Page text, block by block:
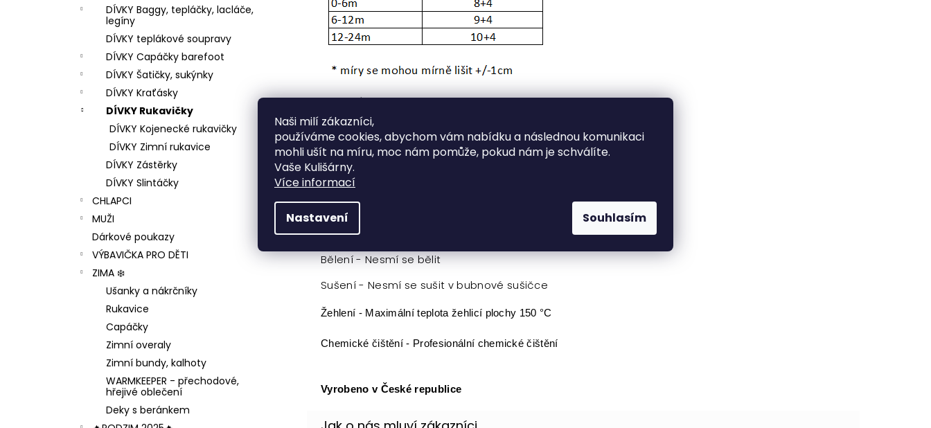
Naši milí zákazníci,
používáme cookies, abychom vám nabídku a následnou komunikaci
mohli ušít na míru, moc nám pomůže, pokud nám je schválíte.
Vaše Kulišárny.
Více informací
Nastavení Souhlasím
DÍVKY Baggy, tepláčky, lacláče,
legíny
DÍVKY teplákové soupravy
DÍVKY Capáčky barefoot
DÍVKY Šatičky, sukýnky
DÍVKY Kraťásky
DÍVKY Rukavičky
DÍVKY Kojenecké rukavičky
DÍVKY Zimní rukavice
DÍVKY Zástěrky
DÍVKY Slintáčky
CHLAPCI
MUŽI
Dárkové poukazy
VÝBAVIČKA PRO DĚTI
ZIMA ❄️
Ušanky a nákrčníky
Rukavice
Capáčky
Zimní overaly
Zimní bundy, kalhoty
WARMKEEPER - přechodové,
hřejivé oblečení
Deky s beránkem
Materiál :
Vrchní část: wafle 100% bavlna
Vnitřní strana, velmi kvalitní hřejivý heboučký beránek 100% PES
PZH certifikát; Öko-Tex Standard 100
Údržba látky
Praní - Maximální teplota 30 °C
Bělení - Nesmí se bělit
Sušení - Nesmí se sušit v bubnové sušičce
Žehlení - Maximální teplota žehlicí plochy 150 °C
Chemické čištění - Profesionální chemické čištění
Vyrobeno v České republice